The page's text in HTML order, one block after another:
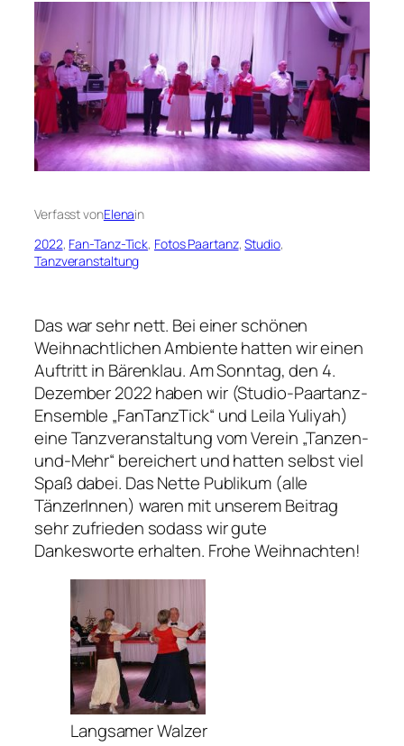
Verfasst vonElenain
2022, Fan-Tanz-Tick, Fotos Paartanz, Studio
Tanzveranstaltung
Das war sehr nett. Bei einer schönen
Weihnachtlichen Ambiente hatten wir einen
Auftritt in Bärenklau. Am Sonntag, den 4.
Dezember 2022 haben wir (Studio-Paartanz-
Ensemble „FanTanzTick“ und Leila Yuliyah)
eine Tanzveranstaltung vom Verein „Tanzen-
und-Mehr“ bereichert und hatten selbst viel
Spaß dabei. Das Nette Publikum (alle
TänzerInnen) waren mit unserem Beitrag
sehr zufrieden sodass wir gute
Dankesworte erhalten. Frohe Weihnachten!
Langsamer Walzer